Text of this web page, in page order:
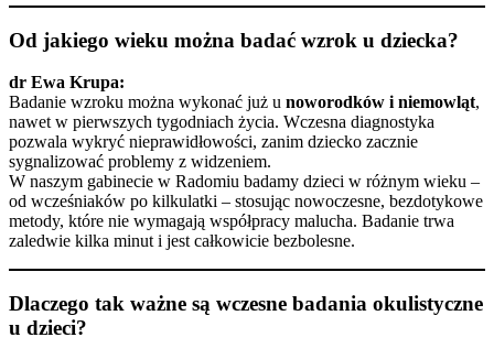
Od jakiego wieku można badać wzrok u dziecka?
dr Ewa Krupa:
Badanie wzroku można wykonać już u noworodków i niemowląt,
nawet w pierwszych tygodniach życia. Wczesna diagnostyka
pozwala wykryć nieprawidłowości, zanim dziecko zacznie
sygnalizować problemy z widzeniem.
W naszym gabinecie w Radomiu badamy dzieci w różnym wieku –
od wcześniaków po kilkulatki – stosując nowoczesne, bezdotykowe
metody, które nie wymagają współpracy malucha. Badanie trwa
zaledwie kilka minut i jest całkowicie bezbolesne.
Dlaczego tak ważne są wczesne badania okulistyczne
u dzieci?